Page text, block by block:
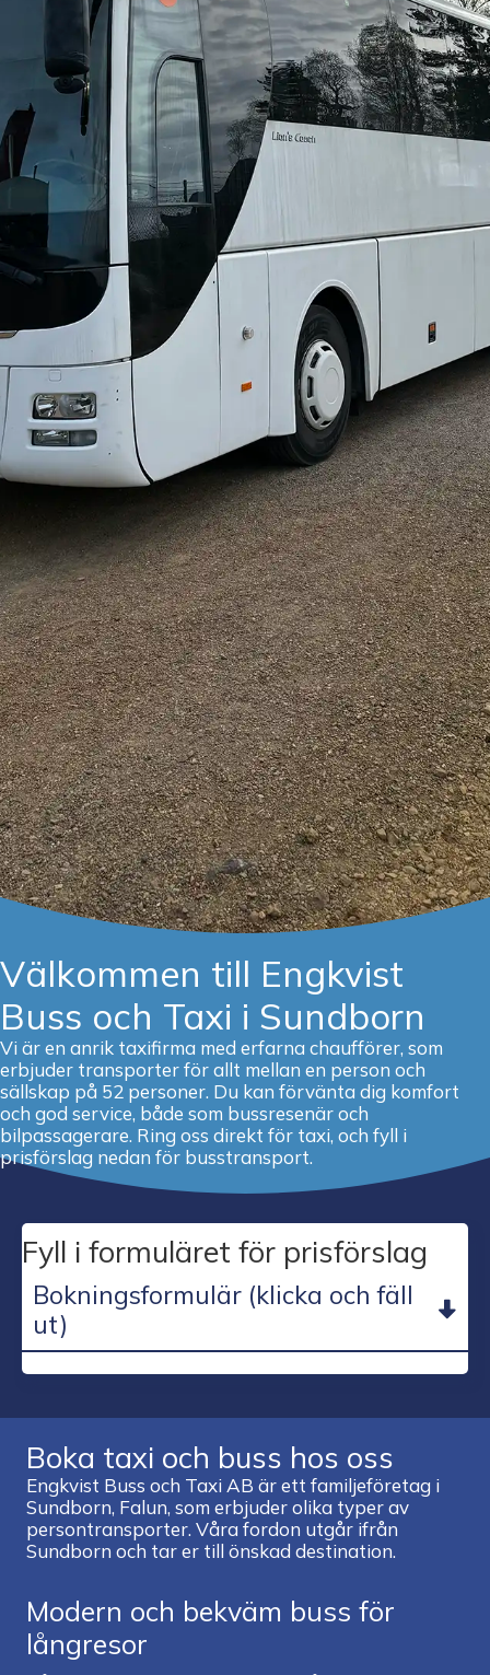
Välkommen till Engkvist
Buss och Taxi i Sundborn
Vi är en anrik taxifirma med erfarna chaufförer, som
erbjuder transporter för allt mellan en person och
sällskap på 52 personer. Du kan förvänta dig komfort
och god service, både som bussresenär och
bilpassagerare. Ring oss direkt för taxi, och fyll i
prisförslag nedan för busstransport.
Fyll i formuläret för prisförslag
Bokningsformulär (klicka och fäll
ut)
Boka taxi och buss hos oss
Engkvist Buss och Taxi AB är ett familjeföretag i
Sundborn, Falun, som erbjuder olika typer av
persontransporter. Våra fordon utgår ifrån
Sundborn och tar er till önskad destination.
Modern och bekväm buss för
långresor